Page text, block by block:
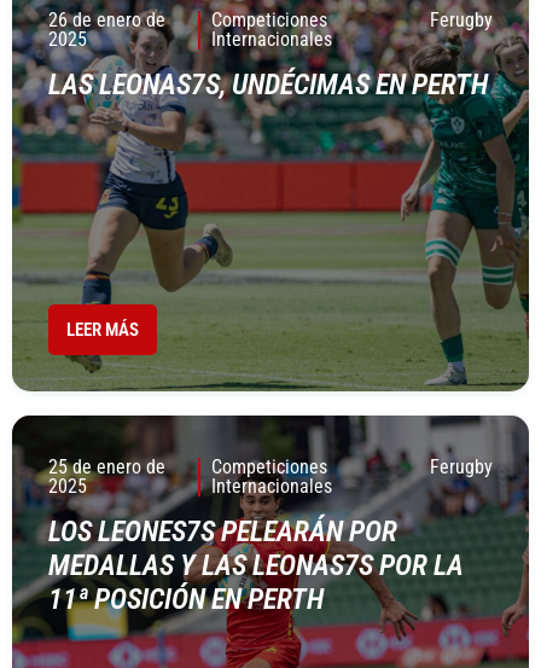
26 de enero de
2025
Competiciones
Internacionales
Ferugby
LAS LEONAS7S, UNDÉCIMAS EN PERTH
LEER MÁS
25 de enero de
2025
Competiciones
Internacionales
Ferugby
LOS LEONES7S PELEARÁN POR
MEDALLAS Y LAS LEONAS7S POR LA
11ª POSICIÓN EN PERTH